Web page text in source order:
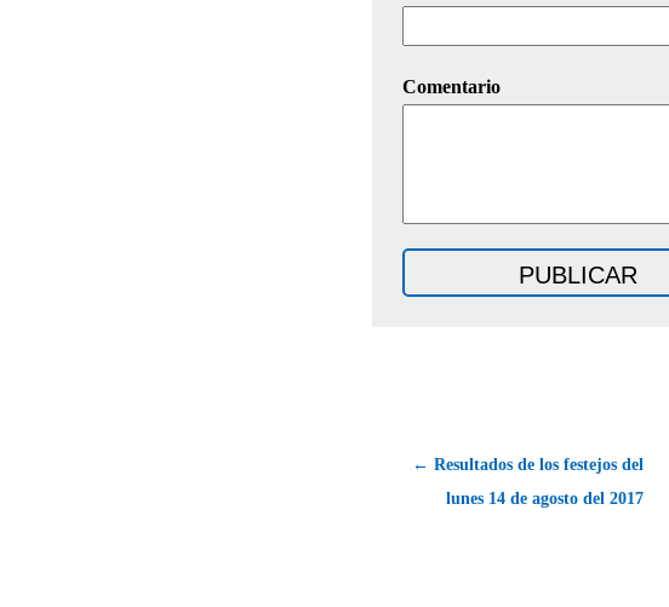
Comentario
← Resultados de los festejos del
lunes 14 de agosto del 2017